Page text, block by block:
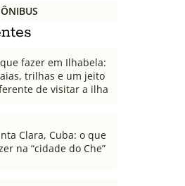
fazer em Ilhabela:
trilhas e um jeito
de visitar a ilha
Clara, Cuba: o que
na “cidade do Che”